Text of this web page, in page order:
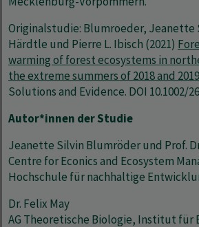
Originalstudie: Blumroeder, Jeanette
Härdtle und Pierre L. Ibisch (2021)
warming of forest ecosystems in
the extreme summers of 2018 and
Solutions and Evidence. DOI 10.1002/
Autor*innen der Studie
Jeanette Silvin Blumröder und Prof.
Centre for Econics and Ecosystem
Hochschule für nachhaltige
Dr. Felix May
AG Theoretische Biologie, Institut für